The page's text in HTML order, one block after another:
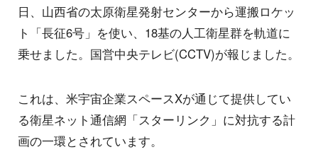
日、山西省の太原衛星発射センターから運搬ロケッ
ト「長征6号」を使い、18基の人工衛星群を軌道に
乗せました。国営中央テレビ(CCTV)が報じました。
これは、米宇宙企業スペースXが通じて提供してい
る衛星ネット通信網「スターリンク」に対抗する計
画の一環とされています。